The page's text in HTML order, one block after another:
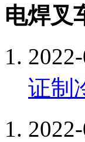
电焊叉
证制